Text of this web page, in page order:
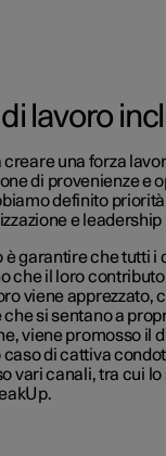
lavoro
creare una forza
di provenienze e
definito
e
è garantire che tutti i
che il loro
viene apprezzato,
si sentano a
viene promosso il
di cattiva
vari canali, tra cui lo